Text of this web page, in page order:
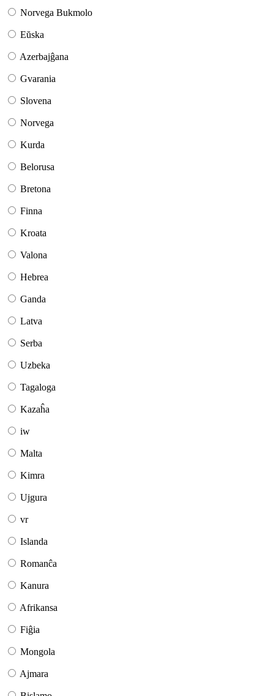
Norvega Bukmolo
Eŭska
Azerbajĝana
Gvarania
Slovena
Norvega
Kurda
Belorusa
Bretona
Finna
Kroata
Valona
Hebrea
Ganda
Latva
Serba
Uzbeka
Tagaloga
Kazaĥa
iw
Malta
Kimra
Ujgura
vr
Islanda
Romanĉa
Kanura
Afrikansa
Fiĝia
Mongola
Ajmara